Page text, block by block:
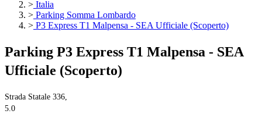
> Italia
> Parking Somma Lombardo
> P3 Express T1 Malpensa - SEA Ufficiale (Scoperto)
Parking P3 Express T1 Malpensa - SEA
Ufficiale (Scoperto)
Strada Statale 336,
5.0